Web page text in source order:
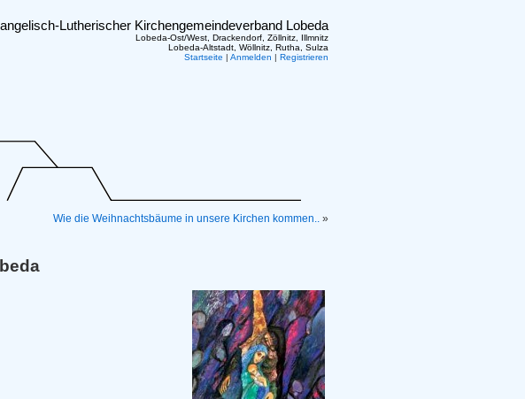
Lutherischer Kirchengemeindeverband Lobeda
Lobeda-Ost/West, Drackendorf, Zöllnitz, Illmnitz
Lobeda-Altstadt, Wöllnitz, Rutha, Sulza
Startseite | Anmelden | Registrieren
Wie die Weihnachtsbäume in unsere Kirchen kommen.. »